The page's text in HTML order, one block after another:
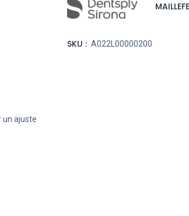
un ajuste
SKU : A022L00000200